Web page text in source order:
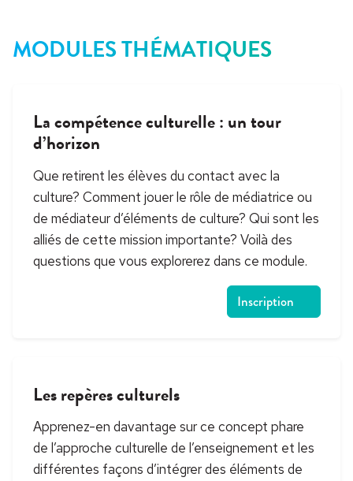
MODULES THÉMATIQUES
La compétence culturelle : un tour
d’horizon
Que retirent les élèves du contact avec la
culture? Comment jouer le rôle de médiatrice ou
de médiateur d’éléments de culture? Qui sont les
alliés de cette mission importante? Voilà des
questions que vous explorerez dans ce module.
Inscription
Les repères culturels
Apprenez-en davantage sur ce concept phare
de l’approche culturelle de l’enseignement et les
différentes façons d’intégrer des éléments de